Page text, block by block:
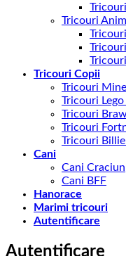
Tricouri
Tricouri Copii
Tricouri
Tricouri
Tricouri
Tricouri
Tricouri
Cani
Cani Craciun
Cani BFF
Hanorace
Marimi tricouri
Autentificare
Autentificare